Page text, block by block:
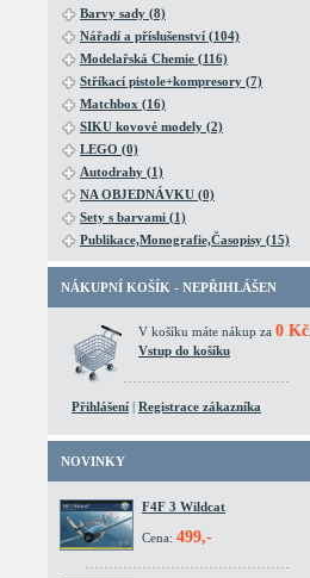
Barvy sady (8)
Nářadí a příslušenství (104)
Modelařská Chemie (116)
Stříkací pistole+kompresory (7)
Matchbox (16)
SIKU kovové modely (2)
LEGO (0)
Autodrahy (1)
NA OBJEDNÁVKU (0)
Sety s barvami (1)
Publikace,Monografie,Časopisy (15)
NÁKUPNÍ KOŠÍK - NEPŘIHLÁŠEN
V košíku máte nákup za 0 Kč
Vstup do košíku
Přihlášení | Registrace zákazníka
NOVINKY
F4F 3 Wildcat
Cena: 499,-